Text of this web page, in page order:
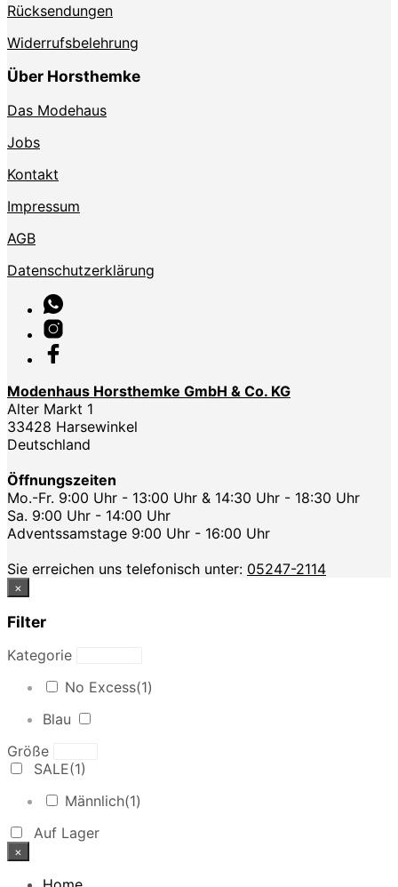
Rücksendungen
Widerrufsbelehrung
Über Horsthemke
Das Modehaus
Jobs
Kontakt
Impressum
AGB
Datenschutzerklärung
Modenhaus Horsthemke GmbH & Co. KG
Alter Markt 1
33428 Harsewinkel
Deutschland
Öffnungszeiten
Mo.-Fr. 9:00 Uhr - 13:00 Uhr & 14:30 Uhr - 18:30 Uhr
Sa. 9:00 Uhr - 14:00 Uhr
Adventssamstage 9:00 Uhr - 16:00 Uhr
Sie erreichen uns telefonisch unter: 05247-2114
×
Filter
Kategorie
No Excess(1)
Blau
Größe
SALE(1)
Männlich(1)
Auf Lager
×